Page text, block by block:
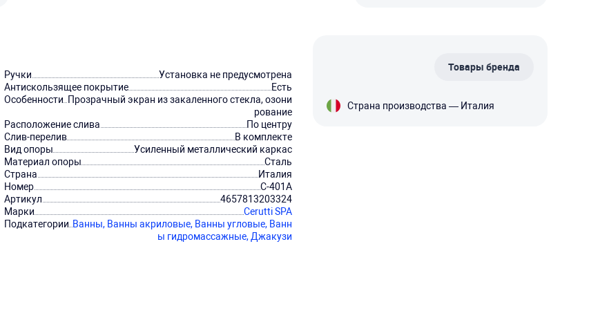
Ручки
Установка не предусмотрена
Антискользящее покрытие
Есть
Особенности Прозрачный экран из закаленного стекла, озони
рование
Расположение слива
По центру
Слив-перелив
В комплекте
Вид опоры
Усиленный металлический каркас
Материал опоры
Сталь
Страна
Италия
Номер
C-401A
Артикул
4657813203324
Марки
Cerutti SPA
Подкатегории Ванны, Ванны акриловые, Ванны угловые, Ванн
ы гидромассажные, Джакузи
Товары бренда
Страна производства — Италия